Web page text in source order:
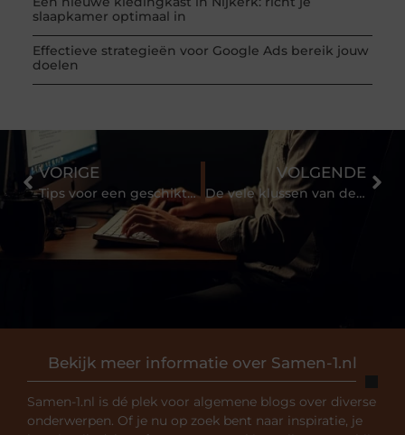
slaapkamer optimaal in
Effectieve strategieën voor Google Ads bereik jouw
doelen
Bekijk meer informatie over Samen-1.nl
Samen-1.nl is dé plek voor algemene blogs over diverse
onderwerpen. Of je nu op zoek bent naar inspiratie, je
VORIGE
Tips voor een geschikte cateraar
VOLGENDE
De vele klussen van de elektricien